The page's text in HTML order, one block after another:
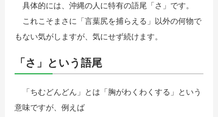
具体的には、沖縄の人に特有の語尾「さ」です。
これこそまさに「言葉尻を捕らえる」以外の何物で
もない気がしますが、気にせず続けます。
「さ」という語尾
「ちむどんどん」とは「胸がわくわくする」という
意味ですが、例えば